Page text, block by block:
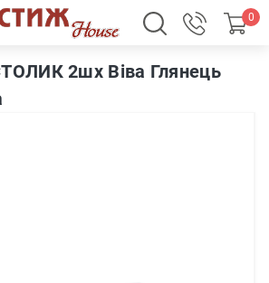
0
2шх Віва Глянець